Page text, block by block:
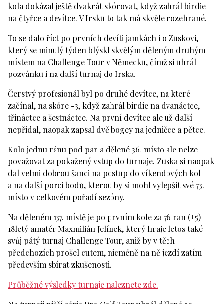
kola dokázal ještě dvakrát skórovat, když zahrál birdie
na čtyřce a devítce. V Irsku to tak má skvěle rozehrané.
To se dalo říct po prvních devíti jamkách i o Zuskovi,
který se minulý týden blýskl skvělým děleným druhým
místem na Challenge Tour v Německu, čímž si uhrál
pozvánku i na další turnaj do Irska.
Čerstvý profesionál byl po druhé devítce, na které
začínal, na skóre -3, když zahrál birdie na dvanáctce,
třináctce a šestnáctce. Na první devítce ale už další
nepřidal, naopak zapsal dvě bogey na jedničce a pětce.
Kolo jednu ránu pod par a dělené 36. místo ale nelze
považovat za pokažený vstup do turnaje. Zuska si naopak
dal velmi dobrou šanci na postup do víkendových kol
a na další porci bodů, kterou by si mohl vylepšit své 73.
místo v celkovém pořadí sezóny.
Na děleném 137. místě je po prvním kole za 76 ran (+5)
18letý amatér Maxmilián Jelínek, který hraje letos také
svůj pátý turnaj Challenge Tour, aniž by v těch
předchozích prošel cutem, nicméně na ně jezdí zatím
především sbírat zkušenosti.
Průběžné výsledky turnaje naleznete zde.